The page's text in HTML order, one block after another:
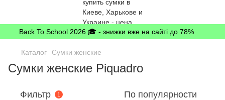
Back To School 2026 🎓 - знижки вже на сайті до 78%
Каталог Сумки женские
Сумки женские Piquadro
Фильтр 1 По популярности